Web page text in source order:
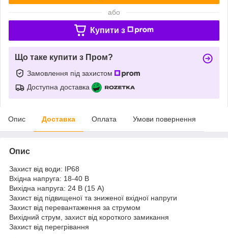
або
Купити з
Що таке купити з Пром?
Замовлення під захистом
Доступна доставка
Опис Доставка Оплата Умови повернення
Опис
Захист від води: IP68
Вхідна напруга: 18-40 В
Вихідна напруга: 24 В (15 А)
Захист від підвищеної та зниженої вхідної напруги
Захист від перевантаження за струмом
Вихідний струм, захист від короткого замикання
Захист від перегрівання